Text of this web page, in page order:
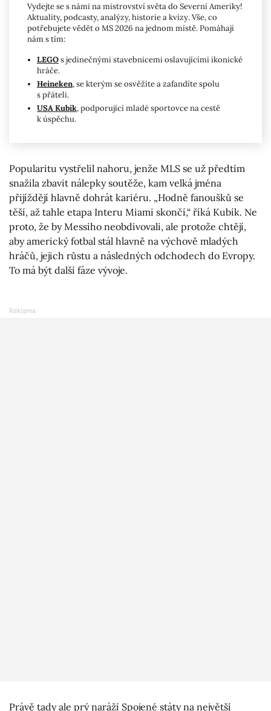
Vydejte se s námi na mistrovství světa do Severní Ameriky!
Aktuality, podcasty, analýzy, historie a kvízy. Vše, co
potřebujete vědět o MS 2026 na jednom místě. Pomáhají
nám s tím:
LEGOs jedinečnými stavebnicemi oslavujícími ikonické
hráče.
Heineken, se kterým se osvěžíte a zafandíte spolu
s přáteli.
USA Kubik, podporující mladé sportovce na cestě
k úspěchu.
Popularitu vystřelil nahoru, jenže MLS se už předtím
snažila zbavit nálepky soutěže, kam velká jména
přijíždějí hlavně dohrát kariéru. „Hodně fanoušků se
těší, až tahle etapa Interu Miami skončí,“ říká Kubík. Ne
proto, že by Messiho neobdivovali, ale protože chtějí,
aby americký fotbal stál hlavně na výchově mladých
hráčů, jejich růstu a následných odchodech do Evropy.
To má být další fáze vývoje.
Právě tady ale prý naráží Spojené státy na největší